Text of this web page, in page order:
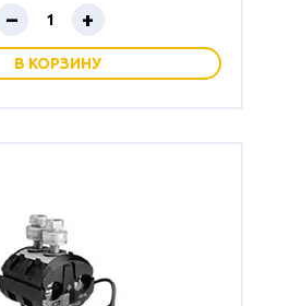
– +
В КОРЗИНУ